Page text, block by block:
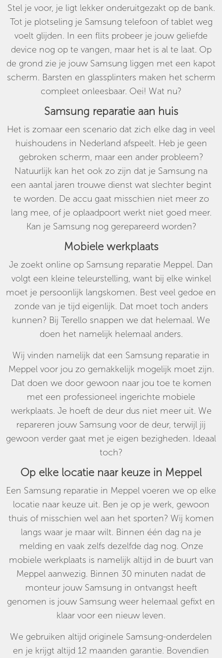
Stel je voor, je ligt lekker onderuitgezakt op de bank.
Tot je plotseling je Samsung telefoon of tablet weg
voelt glijden. In een flits probeer je jouw geliefde
device nog op te vangen, maar het is al te laat. Op
de grond zie je jouw Samsung liggen met een kapot
scherm. Barsten en glassplinters maken het scherm
compleet onleesbaar. Oei! Wat nu?
Samsung reparatie aan huis
Het is zomaar een scenario dat zich elke dag in veel
huishoudens in Nederland afspeelt. Heb je geen
gebroken scherm, maar een ander probleem?
Natuurlijk kan het ook zo zijn dat je Samsung na
een aantal jaren trouwe dienst wat slechter begint
te worden. De accu gaat misschien niet meer zo
lang mee, of je oplaadpoort werkt niet goed meer.
Kan je Samsung nog gerepareerd worden?
Mobiele werkplaats
Je zoekt online op Samsung reparatie Meppel. Dan
volgt een kleine teleurstelling, want bij elke winkel
moet je persoonlijk langskomen. Best veel gedoe en
zonde van je tijd eigenlijk. Dat moet toch anders
kunnen? Bij Terello snappen we dat helemaal. We
doen het namelijk helemaal anders.
Wij vinden namelijk dat een Samsung reparatie in
Meppel voor jou zo gemakkelijk mogelijk moet zijn.
Dat doen we door gewoon naar jou toe te komen
met een professioneel ingerichte mobiele
werkplaats. Je hoeft de deur dus niet meer uit. We
repareren jouw Samsung voor de deur, terwijl jij
gewoon verder gaat met je eigen bezigheden. Ideaal
toch?
Op elke locatie naar keuze in Meppel
Een Samsung reparatie in Meppel voeren we op elke
locatie naar keuze uit. Ben je op je werk, gewoon
thuis of misschien wel aan het sporten? Wij komen
langs waar je maar wilt. Binnen één dag na je
melding en vaak zelfs dezelfde dag nog. Onze
mobiele werkplaats is namelijk altijd in de buurt van
Meppel aanwezig. Binnen 30 minuten nadat de
monteur jouw Samsung in ontvangst heeft
genomen is jouw Samsung weer helemaal gefixt en
klaar voor een nieuw leven.
We gebruiken altijd originele Samsung-onderdelen
en je krijgt altijd 12 maanden garantie. Bovendien